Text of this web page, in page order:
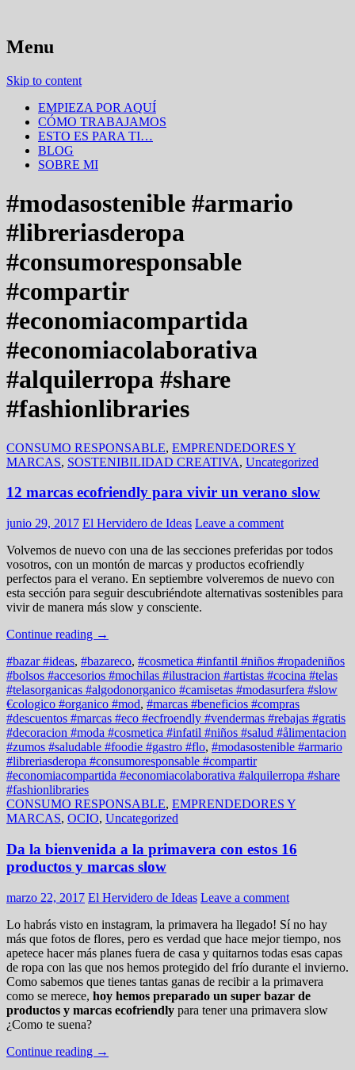
elherviderodeideas
Desde El Hervidero de Ideas acercamos la
a través de vehículos creativos que les
hagan interactuar y encontrarse.
Menu
Skip to content
EMPIEZA POR AQUÍ
CÓMO TRABAJAMOS
ESTO ES PARA TI…
BLOG
SOBRE MI
#modasostenible #armario
#libreriasderopa
#consumoresponsable
#compartir
#economiacompartida
#economiacolaborativa
#alquilerropa #share
#fashionlibraries
CONSUMO RESPONSABLE, EMPRENDEDORES Y
MARCAS, SOSTENIBILIDAD CREATIVA, Uncategorized
12 marcas ecofriendly para vivir un verano slow
junio 29, 2017 El Hervidero de Ideas Leave a comment
Volvemos de nuevo con una de las secciones preferidas por todos
vosotros, con un montón de marcas y productos ecofriendly
perfectos para el verano. En septiembre volveremos de nuevo con
esta sección para seguir descubriéndote alternativas sostenibles para
vivir de manera más slow y consciente.
Continue reading →
#bazar #ideas, #bazareco, #cosmetica #infantil #niños #ropadeniños
#bolsos #accesorios #mochilas #ilustracion #artistas #cocina #telas
#telasorganicas #algodonorganico #camisetas #modasurfera #slow
€cologico #organico #mod, #marcas #beneficios #compras
#descuentos #marcas #eco #ecfroendly #vendermas #rebajas #gratis
#decoracion #moda #cosmetica #infatil #niños #salud #ålimentacion
#zumos #saludable #foodie #gastro #flo, #modasostenible #armario
#libreriasderopa #consumoresponsable #compartir
#economiacompartida #economiacolaborativa #alquilerropa #share
#fashionlibraries
CONSUMO RESPONSABLE, EMPRENDEDORES Y
MARCAS, OCIO, Uncategorized
Da la bienvenida a la primavera con estos 16
productos y marcas slow
marzo 22, 2017 El Hervidero de Ideas Leave a comment
Lo habrás visto en instagram, la primavera ha llegado! Sí no hay
más que fotos de flores, pero es verdad que hace mejor tiempo, nos
apetece hacer más planes fuera de casa y quitarnos todas esas capas
de ropa con las que nos hemos protegido del frío durante el invierno.
Como sabemos que tienes tantas ganas de recibir a la primavera
como se merece, hoy hemos preparado un super bazar de
productos y marcas ecofriendly para tener una primavera slow
¿Como te suena?
Continue reading →